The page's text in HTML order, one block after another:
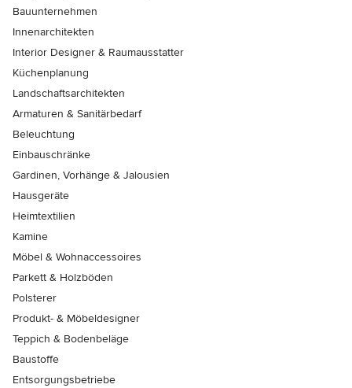
Bauunternehmen
Innenarchitekten
Interior Designer & Raumausstatter
Küchenplanung
Landschaftsarchitekten
Armaturen & Sanitärbedarf
Beleuchtung
Einbauschränke
Gardinen, Vorhänge & Jalousien
Hausgeräte
Heimtextilien
Kamine
Möbel & Wohnaccessoires
Parkett & Holzböden
Polsterer
Produkt- & Möbeldesigner
Teppich & Bodenbeläge
Baustoffe
Entsorgungsbetriebe